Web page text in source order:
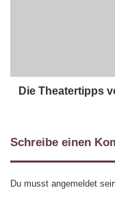
Die Theatertipps
Schreibe einen
Du musst angemeldet